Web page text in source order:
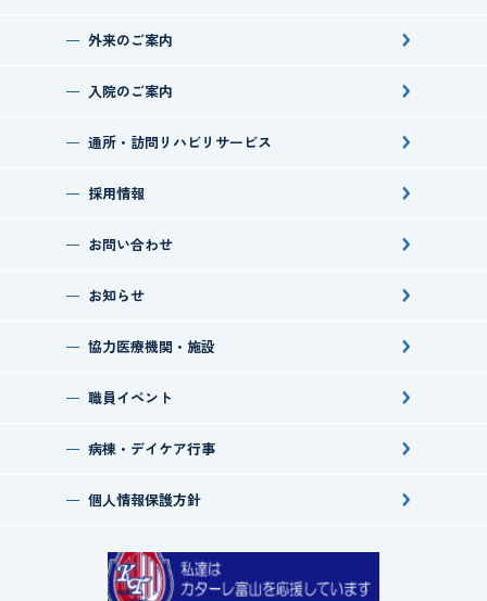
外来のご案内
入院のご案内
通所・訪問 リハビリサービス
採用情報
お問い合わせ
お知らせ
協力医療機関・施設
職員イベント
病棟・デイケア行事
個人情報保護方針